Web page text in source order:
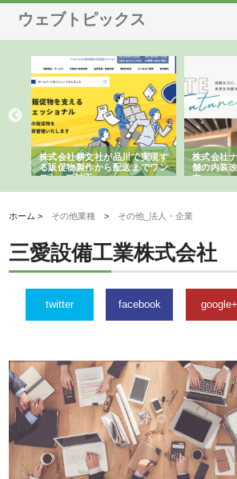
ウェブトピックス
株式会社耕文社が品川で実現す
る販促物製作から配送までワン
ストップ対応
株式会社
舗の内装
由
ホーム > その他業種 > その他_法人・企業
三愛設備工業株式会社
twitter facebook google+